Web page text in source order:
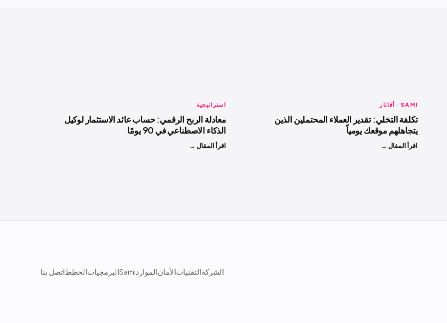
SAMI · أفاتار
تكلفة التخلي: تقدير العملاء المحتملين الذين
يتجاهلهم موقعك يومياً
اقرأ المقال →
استراتيجية
معادلة الربح الرقمي: حساب عائد الاستثمار لوكيل
الذكاء الاصطناعي في 90 يومًا
اقرأ المقال →
الشركةالتقنياتالأمانالمواردSamiالبرمجياتالخططاتصل بنا